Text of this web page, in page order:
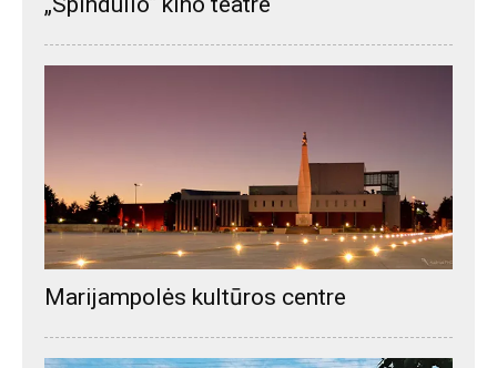
Marijampolės kultūros centre